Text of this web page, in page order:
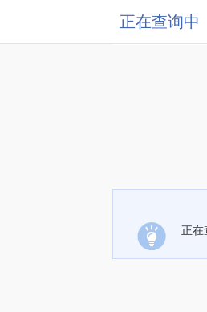
正在查询中
正在